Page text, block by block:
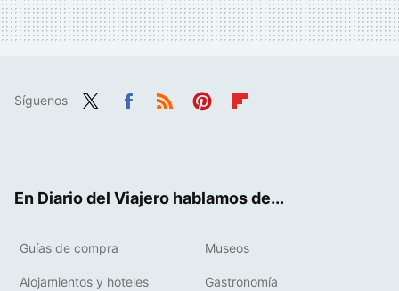
Síguenos
En Diario del Viajero hablamos de...
Guías de compra Museos
Alojamientos y hoteles Gastronomía